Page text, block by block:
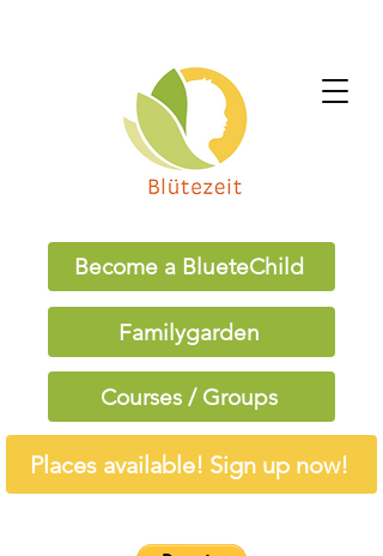
Become a BlueteChild
Familygarden
Courses / Groups
Places available! Sign up now!